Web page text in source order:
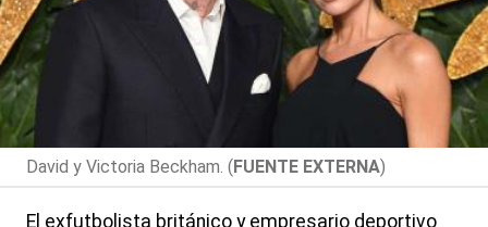
David y Victoria Beckham. (FUENTE EXTERNA)
El exfutbolista británico y empresario deportivo